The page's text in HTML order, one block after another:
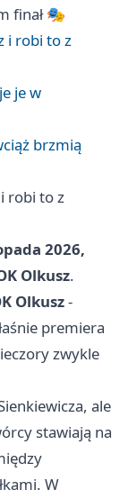
finał 🎭
i robi to z
je w
brzmią
robi to z
2026,
Olkusz.
Olkusz-
premiera
zwykle
ale
stawiają na
W